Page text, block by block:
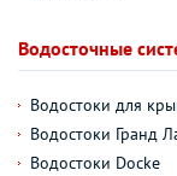
Водосточные
Водостоки для
Водостоки Гранд
Водостоки Docke